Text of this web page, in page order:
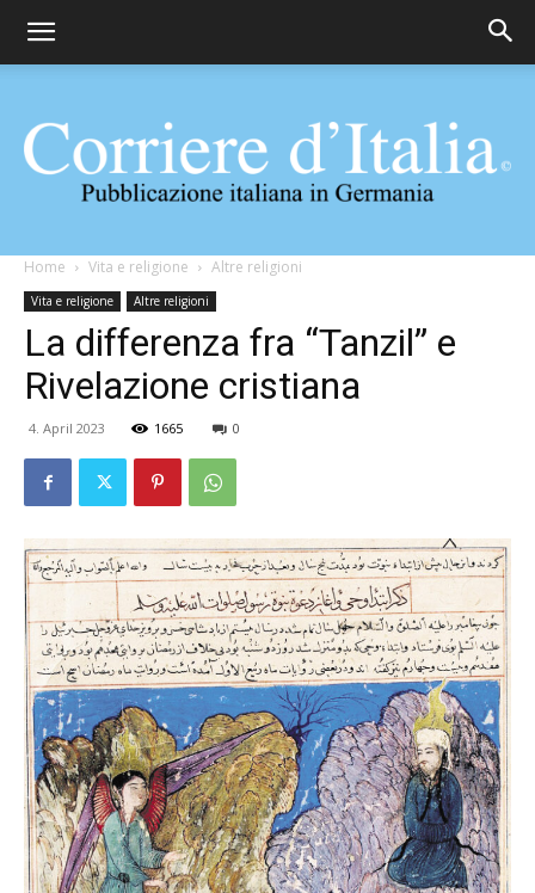
Corriere
d'Italia
Home Vita e religione Altre religioni
Vita e religione Altre religioni
La differenza fra “Tanzil” e
Rivelazione cristiana
4. April 2023 1665 0